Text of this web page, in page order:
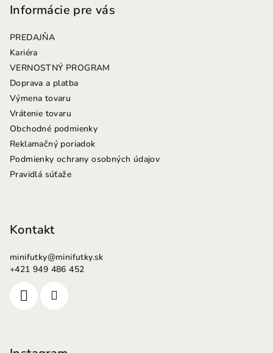
Informácie pre vás
PREDAJŇA
Kariéra
VERNOSTNÝ PROGRAM
Doprava a platba
Výmena tovaru
Vrátenie tovaru
Obchodné podmienky
Reklamačný poriadok
Podmienky ochrany osobných údajov
Pravidlá súťaže
Kontakt
minifutky@minifutky.sk
+421 949 486 452